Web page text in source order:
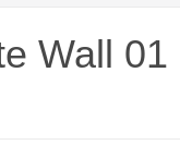
Wall 01